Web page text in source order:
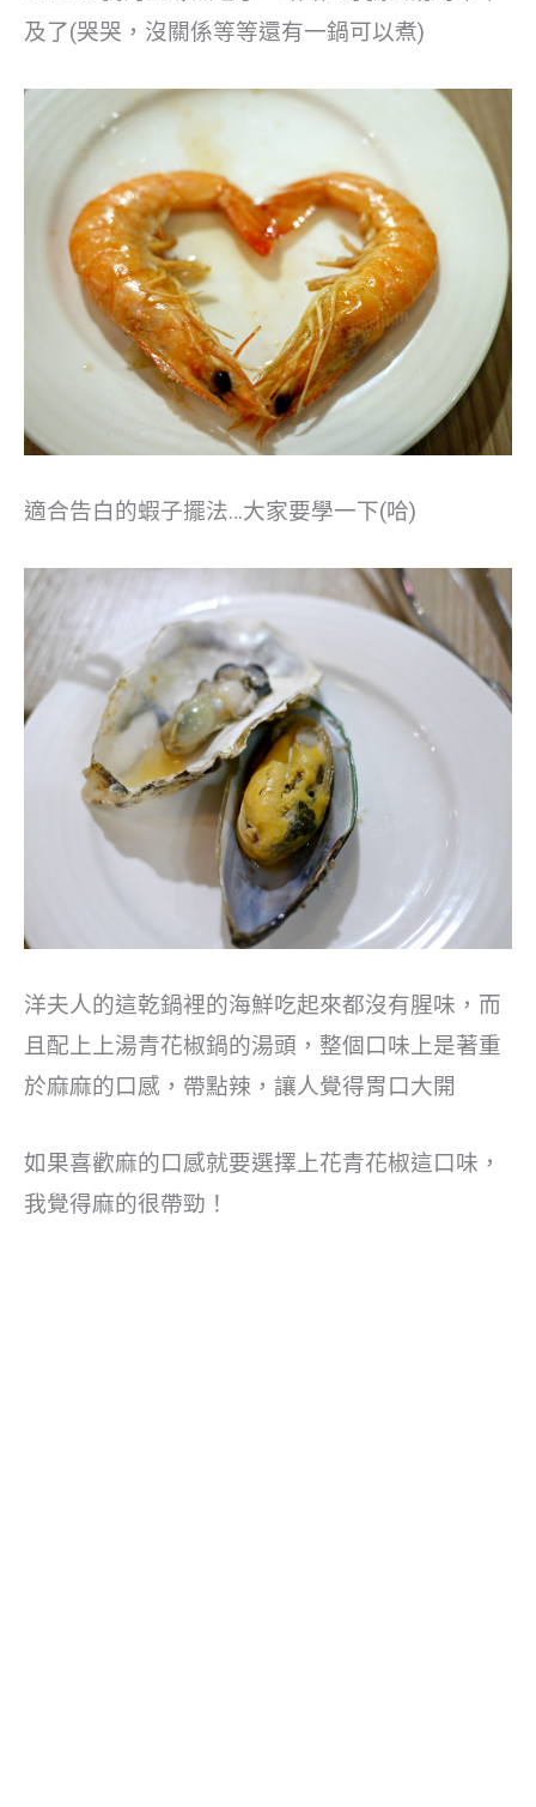
及了(哭哭，沒關係等等還有一鍋可以煮)
適合告白的蝦子擺法…大家要學一下(哈)
洋夫人的這乾鍋裡的海鮮吃起來都沒有腥味，而
且配上上湯青花椒鍋的湯頭，整個口味上是著重
於麻麻的口感，帶點辣，讓人覺得胃口大開
如果喜歡麻的口感就要選擇上花青花椒這口味，
我覺得麻的很帶勁！